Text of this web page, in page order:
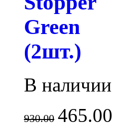
Green
(2шт.)
В наличии
930.00 465.00